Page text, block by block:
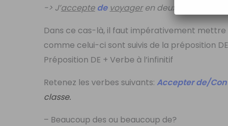
-> J’accepte de voyageren deuxième classe.
Dans ce cas-là, il faut impérativement mettre
comme celui-ci sont suivis de la préposition
Préposition DE + Verbe à l’infinitif
Retenez les verbes suivants: Accepterde/
classe.
– Beaucoup des ou beaucoup de?